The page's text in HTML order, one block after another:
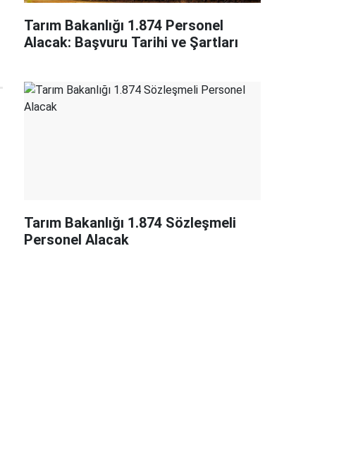
Tarım Bakanlığı 1.874 Personel
Alacak: Başvuru Tarihi ve Şartları
Tarım Bakanlığı 1.874 Sözleşmeli
Personel Alacak